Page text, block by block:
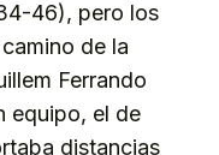
46), pero los
de la
Ferrando
equipo, el de
distancias